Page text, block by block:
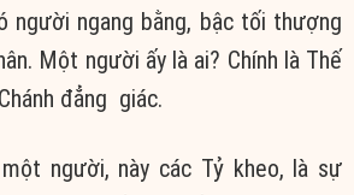
người ngang bằng, bậc tối thượng
Một người ấy là ai? Chính là Thế
đẳng giác.
người, này các Tỷ kheo, là sự